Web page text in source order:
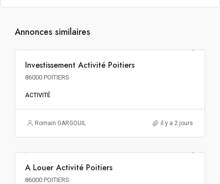
Annonces similaires
381€ m² HT HD HF
Investissement Activité Poitiers
86000 POITIERS
ACTIVITÉ
Romain GARGOUIL il y a 2 jours
53€ m²/an HT HC
A Louer Activité Poitiers
86000 POITIERS